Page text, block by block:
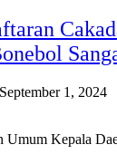
September 1, 2024
Kepala